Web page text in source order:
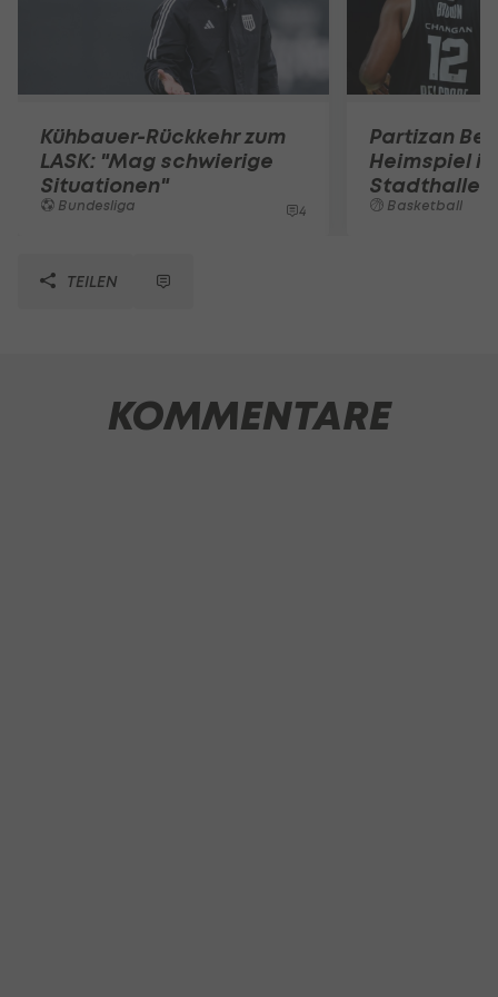
Kühbauer-Rückkehr zum
LASK: "Mag schwierige
Situationen"
Bundesliga 4
Partizan
Heimspiel
Stadthalle
Basketball
TEILEN
KOMMENTARE